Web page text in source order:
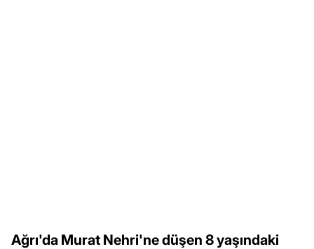
Ağrı'da Murat Nehri'ne düşen 8 yaşındaki